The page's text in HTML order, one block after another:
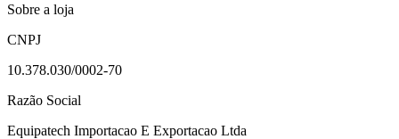
Sobre a loja
CNPJ
10.378.030/0002-70
Razão Social
Equipatech Importacao E Exportacao Ltda